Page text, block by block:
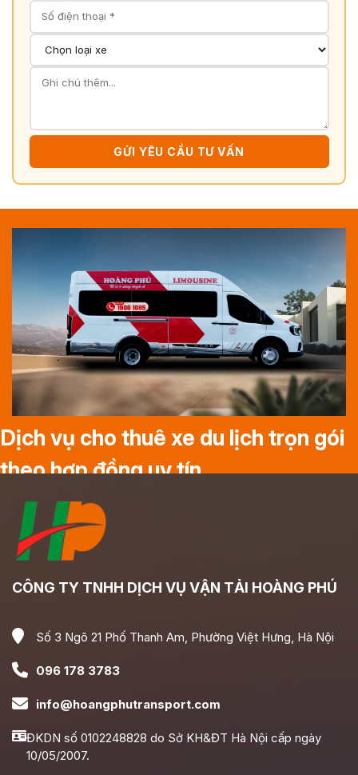
GỬI YÊU CẦU TƯ VẤN
Dịch vụ cho thuê xe du lịch trọn gói
theo hợp đồng uy tín
CÔNG TY TNHH DỊCH VỤ VẬN TẢI HOÀNG PHÚ
Số 3 Ngõ 21 Phố Thanh Am, Phường Việt Hưng, Hà Nội
096 178 3783
info@hoangphutransport.com
ĐKDN số 0102248828 do Sở KH&ĐT Hà Nội cấp ngày
10/05/2007.